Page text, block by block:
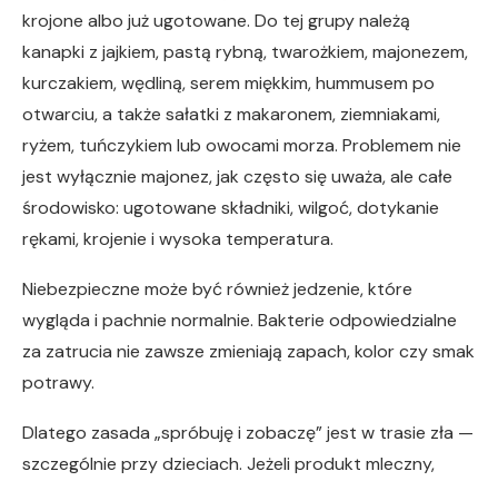
krojone albo już ugotowane. Do tej grupy należą
kanapki z jajkiem, pastą rybną, twarożkiem, majonezem,
kurczakiem, wędliną, serem miękkim, hummusem po
otwarciu, a także sałatki z makaronem, ziemniakami,
ryżem, tuńczykiem lub owocami morza. Problemem nie
jest wyłącznie majonez, jak często się uważa, ale całe
środowisko: ugotowane składniki, wilgoć, dotykanie
rękami, krojenie i wysoka temperatura.
Niebezpieczne może być również jedzenie, które
wygląda i pachnie normalnie. Bakterie odpowiedzialne
za zatrucia nie zawsze zmieniają zapach, kolor czy smak
potrawy.
Dlatego zasada „spróbuję i zobaczę” jest w trasie zła —
szczególnie przy dzieciach. Jeżeli produkt mleczny,